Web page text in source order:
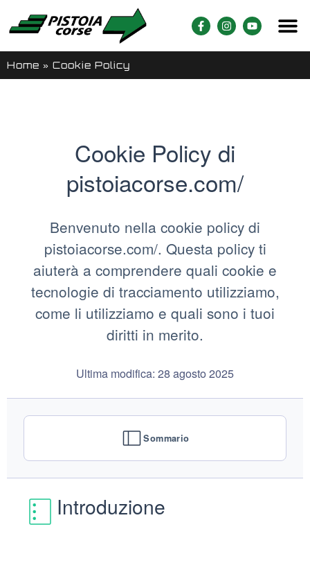
Home » Cookie Policy
Cookie Policy di
pistoiacorse.com/
Benvenuto nella cookie policy di
pistoiacorse.com/. Questa policy ti
aiuterà a comprendere quali cookie e
tecnologie di tracciamento utilizziamo,
come li utilizziamo e quali sono i tuoi
diritti in merito.
Ultima modifica: 28 agosto 2025
Sommario
Introduzione